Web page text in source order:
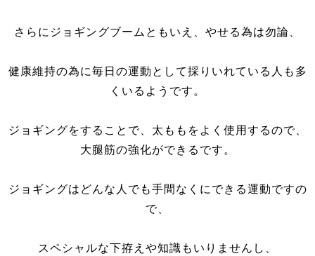
さらにジョギングブームともいえ、やせる為は勿論、
健康維持の為に毎日の運動として採りいれている人も多
くいるようです。
ジョギングをすることで、太ももをよく使用するので、
大腿筋の強化ができるです。
ジョギングはどんな人でも手間なくにできる運動ですの
で、
スペシャルな下拵えや知識もいりませんし、